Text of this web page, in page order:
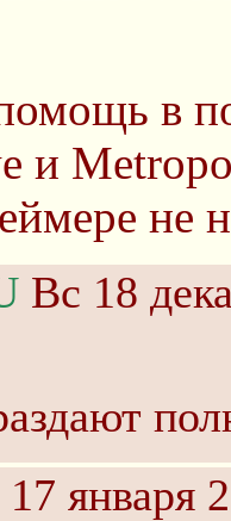
в
и
не
Вс 18
января